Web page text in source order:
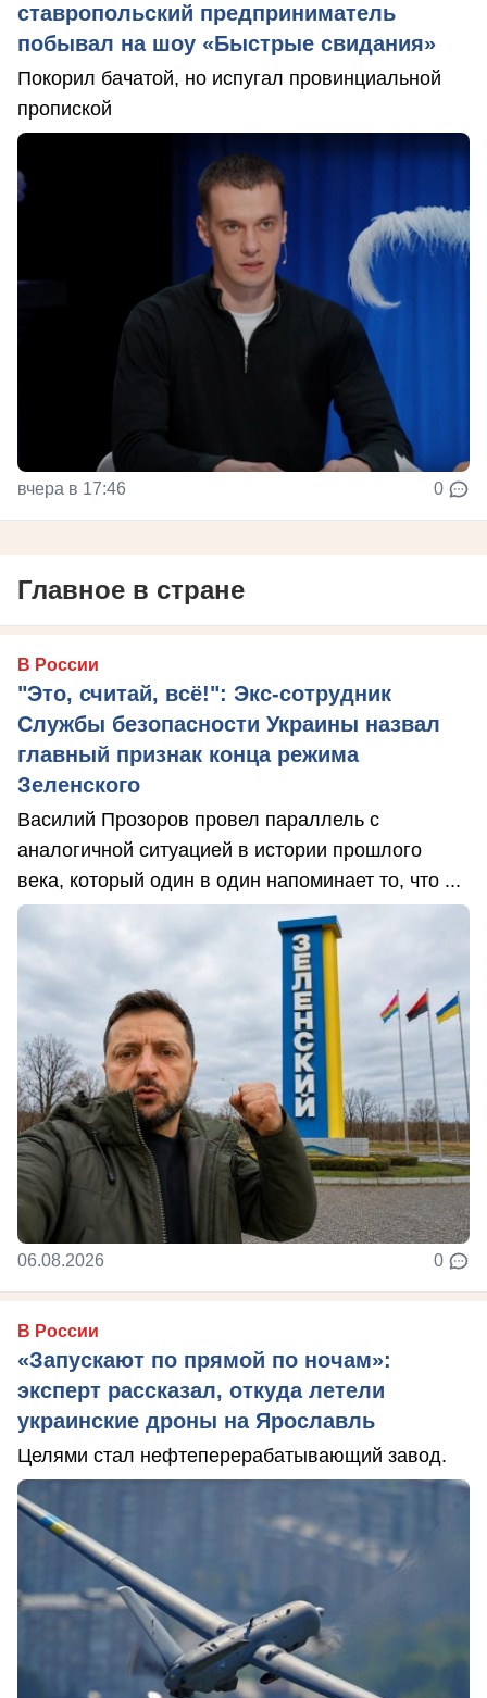
ставропольский предприниматель
побывал на шоу «Быстрые свидания»
Покорил бачатой, но испугал провинциальной
пропиской
вчера в 17:46 0
Главное в стране
В России
"Это, считай, всё!": Экс-сотрудник
Службы безопасности Украины назвал
главный признак конца режима
Зеленского
Василий Прозоров провел параллель с
аналогичной ситуацией в истории прошлого
века, который один в один напоминает то, что ...
06.08.2026 0
В России
«Запускают по прямой по ночам»:
эксперт рассказал, откуда летели
украинские дроны на Ярославль
Целями стал нефтеперерабатывающий завод.